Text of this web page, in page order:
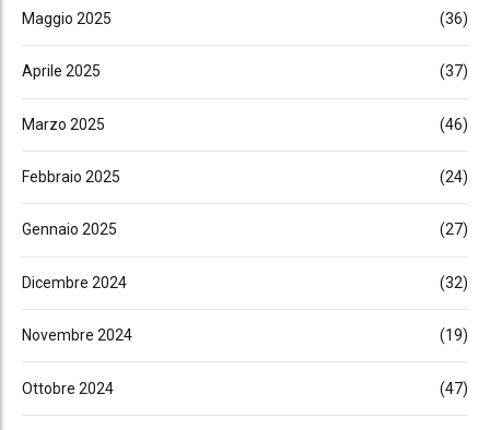
Maggio 2025 (36)
Aprile 2025 (37)
Marzo 2025 (46)
Febbraio 2025 (24)
Gennaio 2025 (27)
Dicembre 2024 (32)
Novembre 2024 (19)
Ottobre 2024 (47)